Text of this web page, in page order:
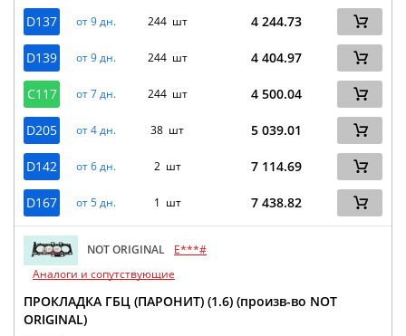
D137 от 9 дн. 244 шт 4 244.73
D139 от 9 дн. 244 шт 4 404.97
C117 от 7 дн. 244 шт 4 500.04
D205 от 4 дн. 38 шт 5 039.01
D142 от 6 дн. 2 шт 7 114.69
D167 от 5 дн. 1 шт 7 438.82
NOT ORIGINAL
E***#
Аналоги и сопутствующие
ПРОКЛАДКА ГБЦ (ПАРОНИТ) (1.6) (произв-во NOT
ORIGINAL)